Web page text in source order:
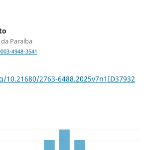
Paraíba
4948-3541
2763-6488.2025v7n1ID37932